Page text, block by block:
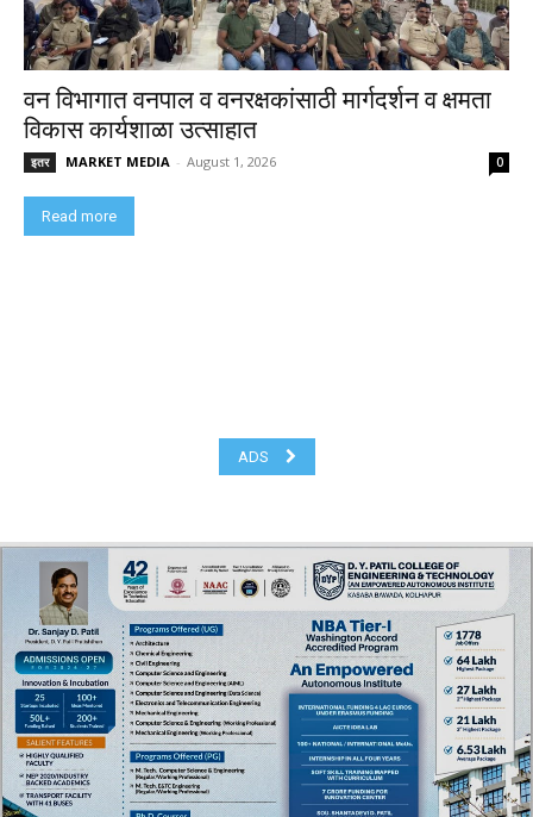
वन विभागात वनपाल व वनरक्षकांसाठी मार्गदर्शन व क्षमता
विकास कार्यशाळा उत्साहात
इतर MARKET MEDIA - August 1, 2026 0
Read more
ADS